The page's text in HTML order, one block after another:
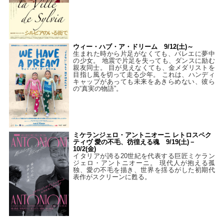
ウィー・ハブ・ア・ドリーム 9/12(土)～
生まれた時から片足がなくても、バレエに夢中
の少女。 地震で片足を失っても、ダンスに励む
親友同士。 目が見えなくても、金メダリストを
目指し風を切って走る少年。 これは、ハンディ
キャップがあっても未来をあきらめない、彼ら
の“真実の物語”。
ミケランジェロ・アントニオーニ レトロスペク
ティヴ 愛の不毛、彷徨える魂 9/19(土)－
10/2(金)
イタリアが誇る20世紀を代表する巨匠ミケラン
ジェロ・アントニオーニ。 現代人が抱える孤
独、愛の不毛を描き、世界を揺るがした初期代
表作がスクリーンに甦る。